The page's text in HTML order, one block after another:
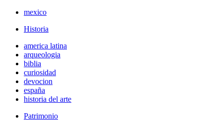
mexico
Historia
america latina
arqueologia
biblia
curiosidad
devocion
españa
historia del arte
Patrimonio